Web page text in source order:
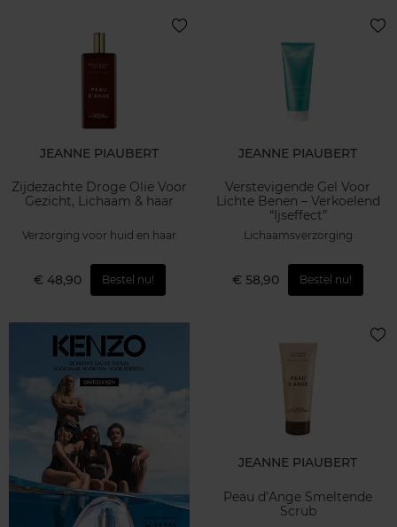
JEANNE PIAUBERT
Zijdezachte Droge Olie Voor
Gezicht, Lichaam & haar
Verzorging voor huid en haar
€ 48,90 Bestel nu!
JEANNE PIAUBERT
Verstevigende Gel Voor
Lichte Benen – Verkoelend
“Ijseffect”
Lichaamsverzorging
€ 58,90 Bestel nu!
JEANNE PIAUBERT
Peau d’Ange Smeltende
Scrub